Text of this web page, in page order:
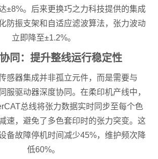
±8%。后来更换巧之力科技提供的集成
防振支架和自适应滤波算法，张力波动
立即降至±1.2%。
同：提升整线运行稳定性
感器集成并非孤立元件，而是需要与
服驱动器深度协同。在柔印机产线中，
总线将张力数据实时同步至每个色
速，避免了多色套印时的张力突变。这
备故障停机时间减少45%，维护频次降
低60%。